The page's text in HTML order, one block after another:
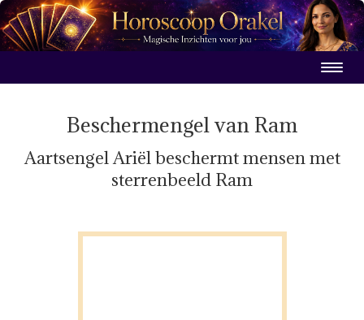
Beschermengel van Ram
Aartsengel Ariël beschermt mensen met
sterrenbeeld Ram